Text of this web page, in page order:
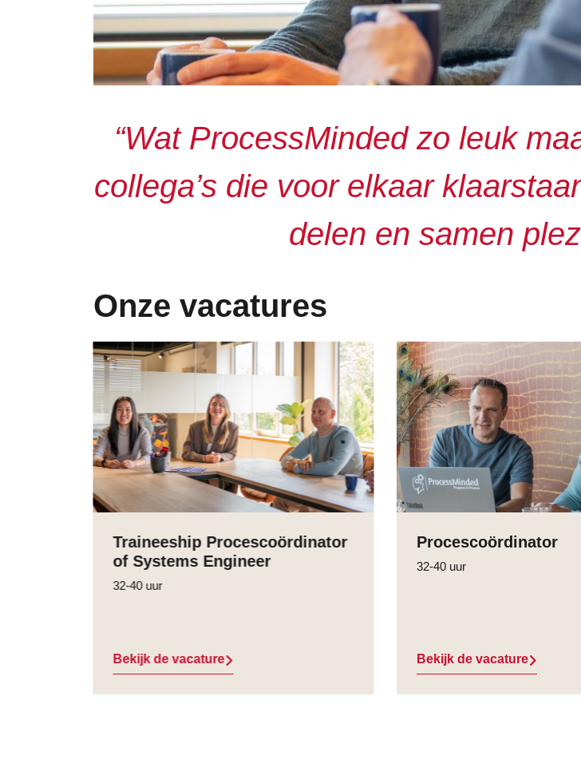
“Wat ProcessMinded zo leuk
collega’s die voor elkaar
delen en samen
Onze vacatures
Traineeship Procescoördinator
of Systems Engineer
32-40 uur
Bekijk de vacature
Procescoördinator
32-40 uur
Bekijk de vacature